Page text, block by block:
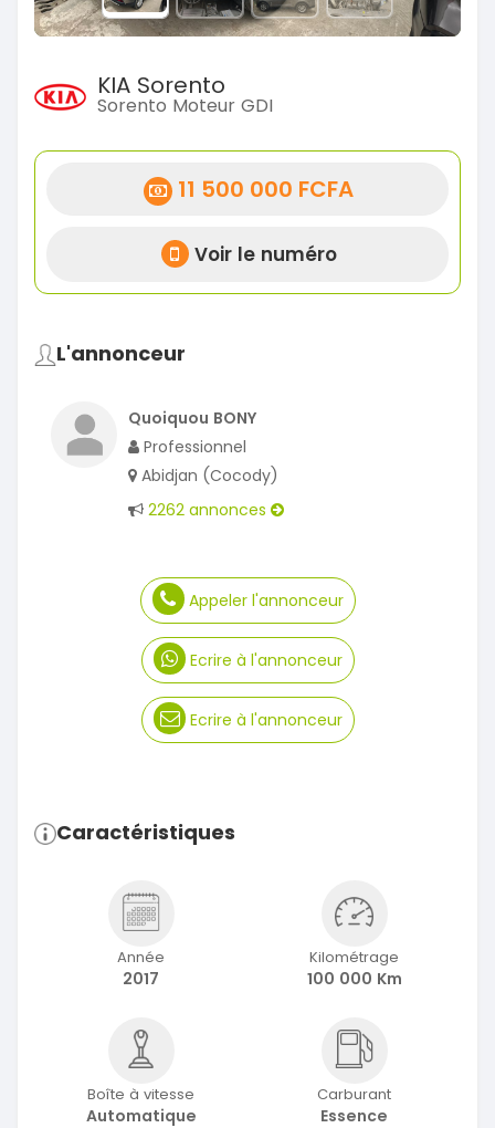
KIA Sorento
Sorento Moteur GDI
11 500 000 FCFA
Voir le numéro
L'annonceur
Quoiquou BONY
Professionnel
Abidjan (Cocody)
2262 annonces
Appeler l'annonceur
Ecrire à l'annonceur
Ecrire à l'annonceur
Caractéristiques
Année
2017
Kilométrage
100 000 Km
Boîte à vitesse
Automatique
Carburant
Essence